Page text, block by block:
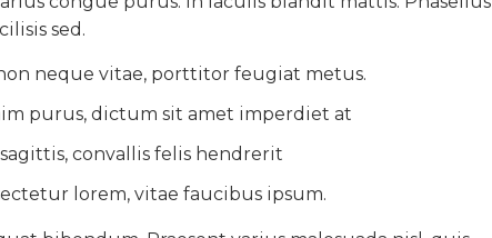
sed.
neque vitae, porttitor feugiat metus.
purus, dictum sit amet imperdiet at
convallis felis hendrerit
lorem, vitae faucibus ipsum.